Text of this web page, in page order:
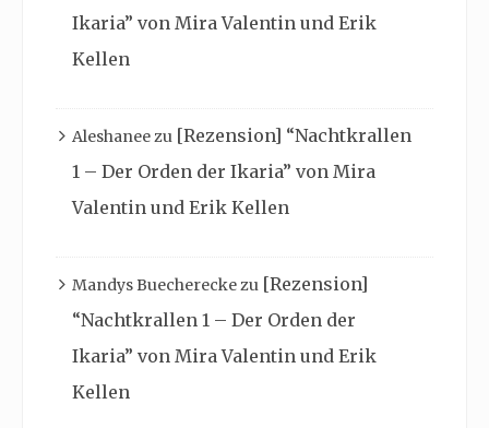
Ikaria” von Mira Valentin und Erik
Kellen
Aleshaneezu [Rezension] “Nachtkrallen
1 – Der Orden der Ikaria” von Mira
Valentin und Erik Kellen
Mandys Buechereckezu [Rezension]
“Nachtkrallen 1 – Der Orden der
Ikaria” von Mira Valentin und Erik
Kellen